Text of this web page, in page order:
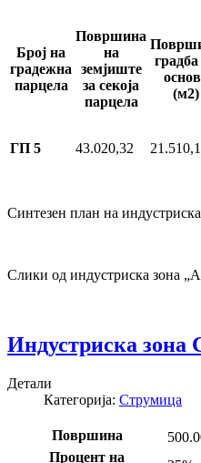
Број на
градежна
парцела
Површина
на
земјиште
за секоја
парцела
(м2)
ГП 5
43.020,32
Синтезен план на
Слики од индустриска зона
Индустриска зона
Детали
Категорија: Струмица
Површина
Процент на